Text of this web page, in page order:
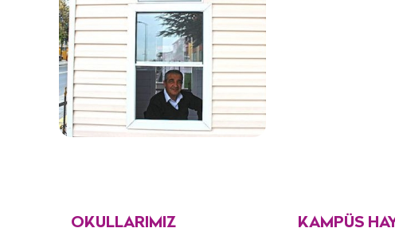
OKULLARIMIZ KAMPÜS